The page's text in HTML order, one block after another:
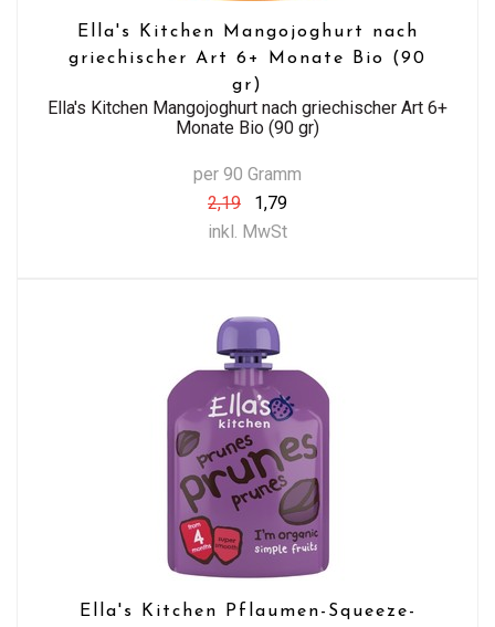
Ella's Kitchen Mangojoghurt nach
griechischer Art 6+ Monate Bio (90
gr)
Ella's Kitchen Mangojoghurt nach griechischer Art 6+
Monate Bio (90 gr)
per 90 Gramm
2,19
1,79
inkl. MwSt
Ella's Kitchen Pflaumen-Squeeze-